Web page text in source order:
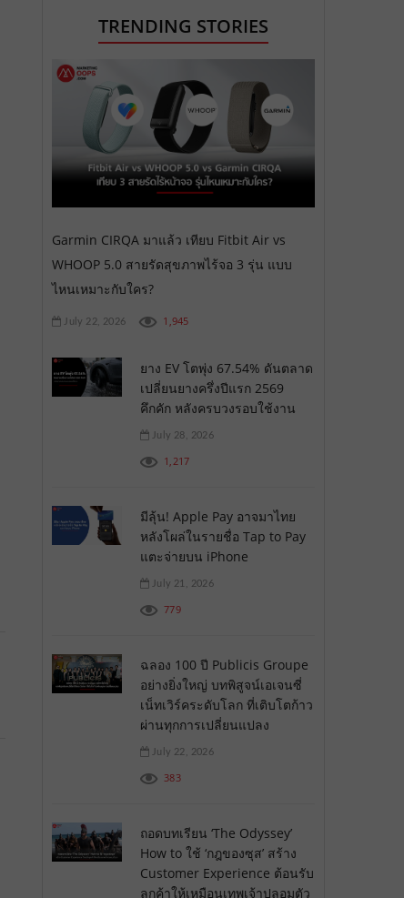
TRENDING STORIES
Garmin CIRQA มาแล้ว เทียบ Fitbit Air vs
WHOOP 5.0 สายรัดสุขภาพไร้จอ 3 รุ่น แบบ
ไหนเหมาะกับใคร?
July 22, 2026 1,945
ยาง EV โตพุ่ง 67.54% ดันตลาด
เปลี่ยนยางครึ่งปีแรก 2569
คึกคัก หลังครบวงรอบใช้งาน
July 28, 2026
1,217
มีลุ้น! Apple Pay อาจมาไทย
หลังโผล่ในรายชื่อ Tap to Pay
แตะจ่ายบน iPhone
July 21, 2026
779
ฉลอง 100 ปี Publicis Groupe
อย่างยิ่งใหญ่ บทพิสูจน์เอเจนซี่
เน็ทเวิร์คระดับโลก ที่เติบโตก้าว
ผ่านทุกการเปลี่ยนแปลง
July 22, 2026
383
ถอดบทเรียน ‘The Odyssey’
How to ใช้ ‘กฎของซุส’ สร้าง
Customer Experience ต้อนรับ
ลูกค้าให้เหมือนเทพเจ้าปลอมตัว